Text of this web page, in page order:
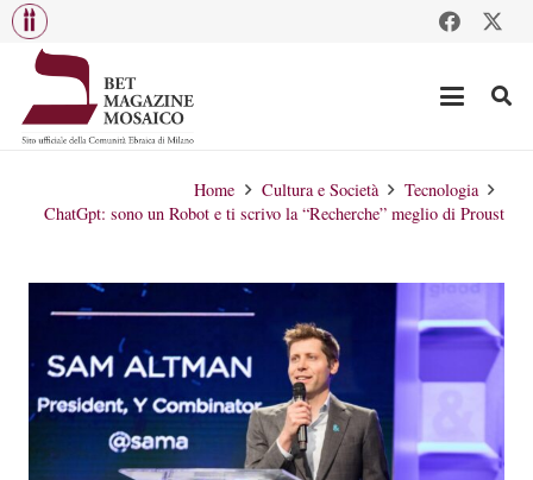
Home Cultura e Società
Tecnologia
ChatGpt: sono un Robot e ti scrivo la “Recherche” meglio di Proust